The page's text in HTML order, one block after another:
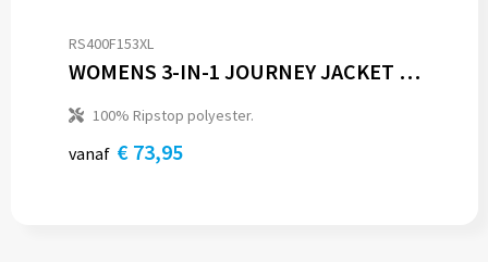
RS400F153XL
WOMENS 3-IN-1 JOURNEY JACKET WITH SOFTSHELL INNER
100% Ripstop polyester.
vanaf € 73,95